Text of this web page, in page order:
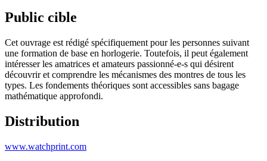
Public cible
Cet ouvrage est rédigé spécifiquement pour les personnes suivant
une formation de base en horlogerie. Toutefois, il peut également
intéresser les amatrices et amateurs passionné-e-s qui désirent
découvrir et comprendre les mécanismes des montres de tous les
types. Les fondements théoriques sont accessibles sans bagage
mathématique approfondi.
Distribution
www.watchprint.com